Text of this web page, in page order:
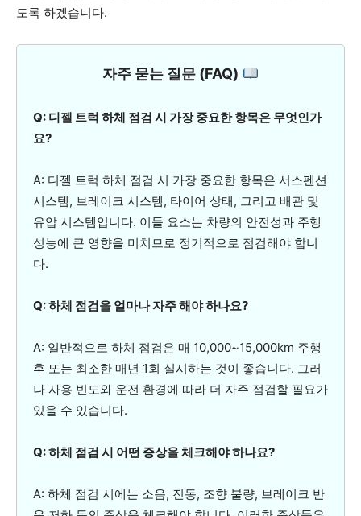
도록 하겠습니다.
자주 묻는 질문 (FAQ)
Q: 디젤 트럭 하체 점검 시 가장 중요한 항목은 무엇인가
요?
A: 디젤 트럭 하체 점검 시 가장 중요한 항목은 서스펜션
시스템, 브레이크 시스템, 타이어 상태, 그리고 배관 및
유압 시스템입니다. 이들 요소는 차량의 안전성과 주행
성능에 큰 영향을 미치므로 정기적으로 점검해야 합니
다.
Q: 하체 점검을 얼마나 자주 해야 하나요?
A: 일반적으로 하체 점검은 매 10,000~15,000km 주행
후 또는 최소한 매년 1회 실시하는 것이 좋습니다. 그러
나 사용 빈도와 운전 환경에 따라 더 자주 점검할 필요가
있을 수 있습니다.
Q: 하체 점검 시 어떤 증상을 체크해야 하나요?
A: 하체 점검 시에는 소음, 진동, 조향 불량, 브레이크 반